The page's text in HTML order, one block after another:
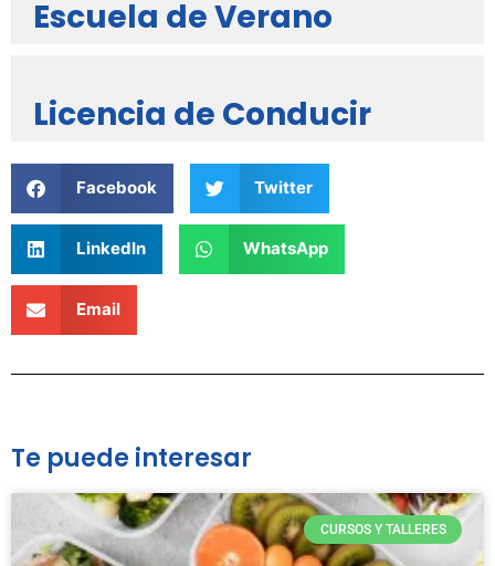
Escuela de Verano
Licencia de Conducir
Facebook Twitter
LinkedIn WhatsApp
Email
Te puede interesar
CURSOS Y TALLERES